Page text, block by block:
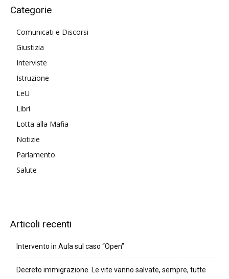
Categorie
Comunicati e Discorsi
Giustizia
Interviste
Istruzione
LeU
Libri
Lotta alla Mafia
Notizie
Parlamento
Salute
Articoli recenti
Intervento in Aula sul caso “Open”
Decreto immigrazione. Le vite vanno salvate, sempre, tutte